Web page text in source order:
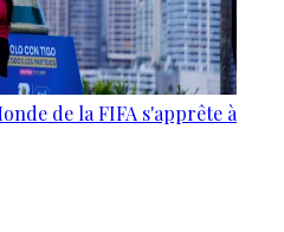
de la FIFA s'apprête à